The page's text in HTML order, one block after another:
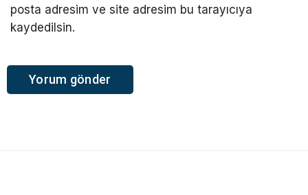
posta adresim ve site adresim bu tarayıcıya
kaydedilsin.